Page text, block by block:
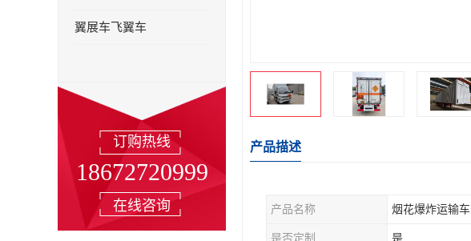
翼展车飞翼车
订购热线
18672720999
在线咨询
产品描述
产品名称 烟花爆炸运输车
是否定制 是